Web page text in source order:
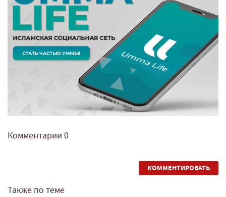
Комментарии 0
КОММЕНТИРОВАТЬ
Также по теме